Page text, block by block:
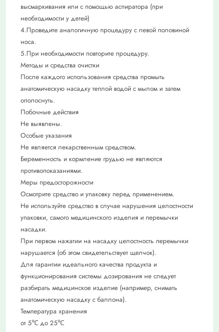
высмаркивания или с помощью аспиратора (при
необходимости у детей)
4.Проведите аналогичную процедуру с левой половиной
носа.
5.При необходимости повторите процедуру.
Методы и средства очистки
После каждого использования средства промыть
анатомическую насадку теплой водой с мылом и затем
ополоснуть.
Побочные действия
Не выявлены.
Особые указания
Не является лекарственным средством.
Беременность и кормление грудью не являются
противопоказаниями.
Меры предосторожности
Осмотрите средство и упаковку перед применением.
Не используйте средство в случае нарушения целостности
упаковки, самого медицинского изделия и перемычки
насадки.
При первом нажатии на насадку целостность перемычки
нарушается (об этом свидетельствует щелчок).
Для гарантии идеального качества продукта и
функционирования системы дозирования не следует
разбирать медицинское изделие (например, снимать
анатомическую насадку с баллона).
Температура хранения
от 5℃ до 25℃